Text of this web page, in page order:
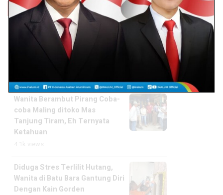
Trending
Gawat! Tuduh Tetangga Pakai
Pesugihan, Oknum NW PNS
Guru SDN Air Batu Resmi di
Wanita Berambut Pirang Coba-
coba Maling ditoko Mas
Tanjung Tiram, Eh Ternyata
Ketahuan
Diduga Stres Terlilit Hutang,
Wanita di Batu Bara Gantung Diri
Dengan Kain Gorden